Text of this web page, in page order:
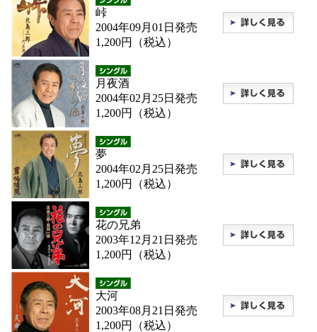
峠
2004年09月01日発売
1,200円（税込）
月夜酒
2004年02月25日発売
1,200円（税込）
夢
2004年02月25日発売
1,200円（税込）
花の兄弟
2003年12月21日発売
1,200円（税込）
大河
2003年08月21日発売
1,200円（税込）